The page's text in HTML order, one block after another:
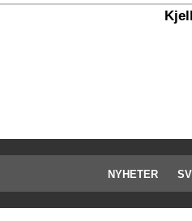
NYHETER